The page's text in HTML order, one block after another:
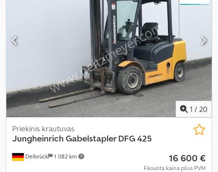
1 / 20
Delbrück 1 082 km
Priekinis krautuvas
Jungheinrich Gabelstapler DFG 425
16 600 €
Fiksuota kaina plius PVM